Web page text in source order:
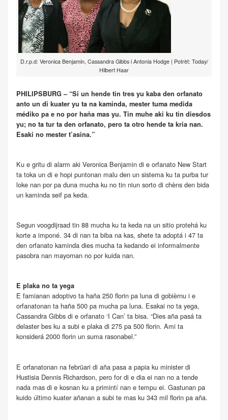
D.r.p.d: Veronica Benjamin, Cassandra Gibbs i Antonia Hodge | Potrèt: Today/
Hilbert Haar
PHILIPSBURG – “Si un hende tin tres yu kaba den orfanato
anto un di kuater yu ta na kaminda, mester tuma medida
médiko pa e no por haña mas yu. Tin muhe aki ku tin diesdos
yu; no ta tur ta den orfanato, pero ta otro hende ta kria nan.
Esaki no mester t’asina.”
Ku e gritu di alarm aki Veronica Benjamin di e orfanato New Start
ta toka un di e hopi puntonan malu den un sistema ku ta purba tur
loke nan por pa duna mucha ku no tin niun sorto di chèns den bida
un kaminda seif pa keda.
Segun voogdijraad tin 88 mucha ku ta keda na un sitio protehá ku
korte a imponé. 34 di nan ta biba na kas, shete ta adoptá i 47 ta
den orfanato kaminda dies mucha ta kedando ei informalmente
pasobra nan mayornan no por kuida nan.
E plaka no ta yega
E famianan adoptivo ta haña 250 florin pa luna di gobièrnu i e
orfanatonan ta haña 500 pa mucha pa luna. Esakai no ta yega,
Cassandra Gibbs di e orfanato ‘I Can’ ta bisa. “Dies aña pasá ta
delaster bes ku a subi e plaka di 275 pa 500 florin. Ami ta
konsiderá 2000 florin un suma rasonabel.”
E orfanatonan na febrüari di aña pasa a papia ku minister di
Hustisia Dennis Richardson, pero for di e dia ei nan no a tende
nada mas di e kosnan ku a primintí nan e tempu ei. Gastunan pa
kuido último kuater añanan a subi te mas ku 343 mil florin pa aña.